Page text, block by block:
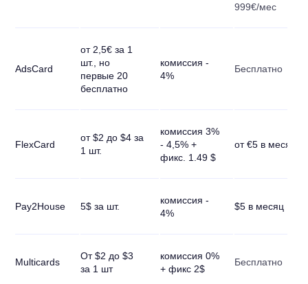
999€/мес
AdsCard
от 2,5€ за 1
шт., но
первые 20
бесплатно
комиссия -
4%
Бесплатно
FlexCard
от $2 до $4 за
1 шт.
комиссия 3%
- 4,5% +
фикс. 1.49 $
от €5 в месяц
Pay2House 5$ за шт.
комиссия -
4%
$5 в месяц
Multicards
От $2 до $3
за 1 шт
комиссия 0%
+ фикс 2$
Бесплатно